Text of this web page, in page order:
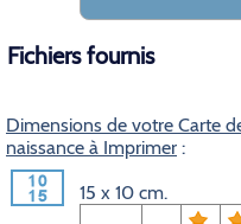
Fichiers fournis
Dimensions de votre Carte
naissance à Imprimer :
15 x 10 cm.